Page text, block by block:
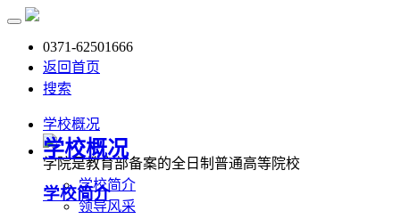
0371-62501666
返回首页
搜索
学校概况
学院是教育部备案的全日制普通高等院校
学校简介
领导风采
学校概况
学校简介